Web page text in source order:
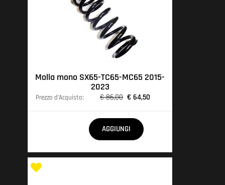
Molla mono SX65-TC65-MC65 2015-
2023
Prezzo d'Acquisto: € 86,00 € 64,50
AGGIUNGI